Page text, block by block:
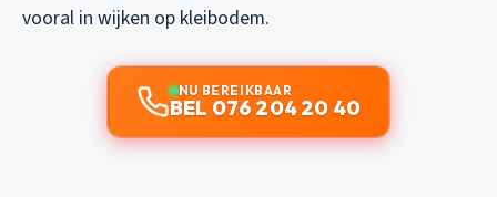
vooral in wijken op kleibodem.
NU BEREIKBAAR
BEL 076 204 20 40